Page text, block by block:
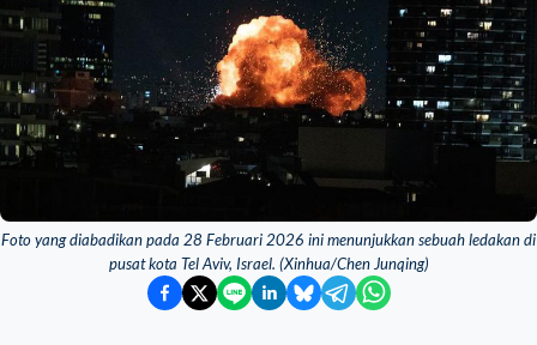
Foto yang diabadikan pada 28 Februari 2026 ini menunjukkan sebuah ledakan di
pusat kota Tel Aviv, Israel. (Xinhua/Chen Junqing)